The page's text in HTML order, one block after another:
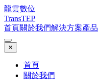
龍雲數位
TransTEP
首頁關於我們解決方案產品
✕
首頁
關於我們